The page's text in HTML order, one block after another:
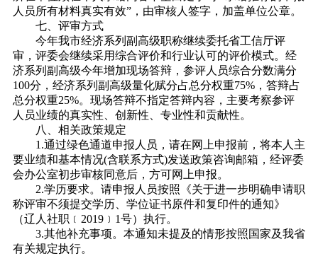
人员所有材料真实有效”，由审核人签字，加盖单位公章。
七、评审方式
今年我市经济系列副高级职称继续委托省工信厅评
审，评委会继续采用综合评价和行业认可的评价模式。经
济系列副高级今年增加现场答辩，参评人员综合分数满分
100分，经济系列副高级量化赋分占总分权重75%，答辩占
总分权重25%。现场答辩不指定答辩内容，主要考察参评
人员业绩的真实性、创新性、专业性和贡献性。
八、相关政策规定
1.通过绿色通道申报人员，请在网上申报前，将本人主
要业绩和基本情况(含联系方式)发送政策咨询邮箱，经评委
会办公室初步审核同意后，方可网上申报。
2.学历要求。请申报人员按照《关于进一步明确申请职
称评审不须提交学历、学位证书原件和复印件的通知》
（辽人社职﹝2019﹞1号）执行。
3.其他补充事项。本通知未提及的情形按照国家及我省
有关规定执行。